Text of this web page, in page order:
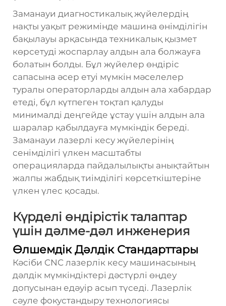
Заманауи диагностикалық жүйелердің
нақты уақыт режимінде машина өнімділігін
бақылауы арқасында техникалық қызмет
көрсетуді жоспарлау алдын ала болжауға
болатын болды. Бұл жүйелер өндіріс
сапасына әсер етуі мүмкін мәселелер
туралы операторларды алдын ала хабардар
етеді, бұл күтпеген тоқтап қалуды
минималді деңгейде ұстау үшін алдын ала
шаралар қабылдауға мүмкіндік береді.
Заманауи лазерлі кесу жүйелерінің
сенімділігі үлкен масштабты
операцияларда пайдалылықты анықтайтын
жалпы жабдық тиімділігі көрсеткіштеріне
үлкен үлес қосады.
Күрделі өндірістік талаптар
үшін дәлме-дәл инженерия
Өлшемдік Дәлдік Стандарттары
Кәсіби CNC лазерлік кесу машинасының
дәлдік мүмкіндіктері дәстүрлі өңдеу
допусынан едәуір асып түседі. Лазерлік
сәуле фокустандыру технологиясы